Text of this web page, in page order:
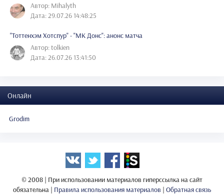
Автор: Mihalyth
Дата: 29.07.26 14:48:25
"Тоттенхэм Хотспур" - "МК Донс": анонс матча
Автор: tolkien
Дата: 26.07.26 13:41:50
Онлайн
Grodim
© 2008 | При использовании материалов гиперссылка на сайт
обязательна | Правила использования материалов | Обратная связь